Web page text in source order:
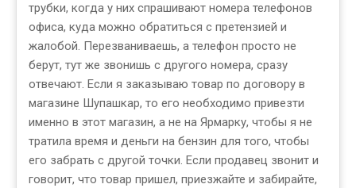
трубки, когда у них спрашивают номера телефонов
офиса, куда можно обратиться с претензией и
жалобой. Перезваниваешь, а телефон просто не
берут, тут же звонишь с другого номера, сразу
отвечают. Если я заказываю товар по договору в
магазине Шупашкар, то его необходимо привезти
именно в этот магазин, а не на Ярмарку, чтобы я не
тратила время и деньги на бензин для того, чтобы
его забрать с другой точки. Если продавец звонит и
говорит, что товар пришел, приезжайте и забирайте,